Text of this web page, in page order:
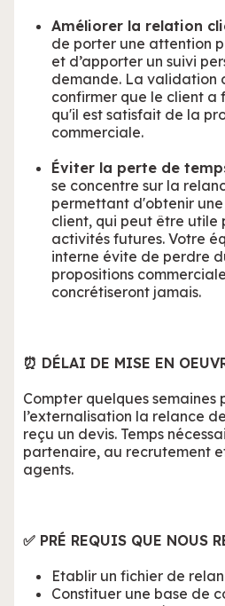
Améliorer la relation
de porter une attention
et d’apporter un suivi
demande. La validation
confirmer que le client a
qu'il est satisfait de la
commerciale.
Éviter la perte de
se concentre sur la
permettant d'obtenir
client, qui peut être utile
activités futures. Votre
interne évite de perdre
propositions
concrétiseront jamais.
⏰ DÉLAI DE MISE EN
Compter quelques semaines
l’externalisation la relance
reçu un devis. Temps
partenaire, au recrutement
agents.
✅ PRÉ REQUIS QUE NOUS
Etablir un fichier de
Constituer une base de